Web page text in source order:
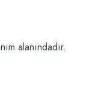
alanındadır.